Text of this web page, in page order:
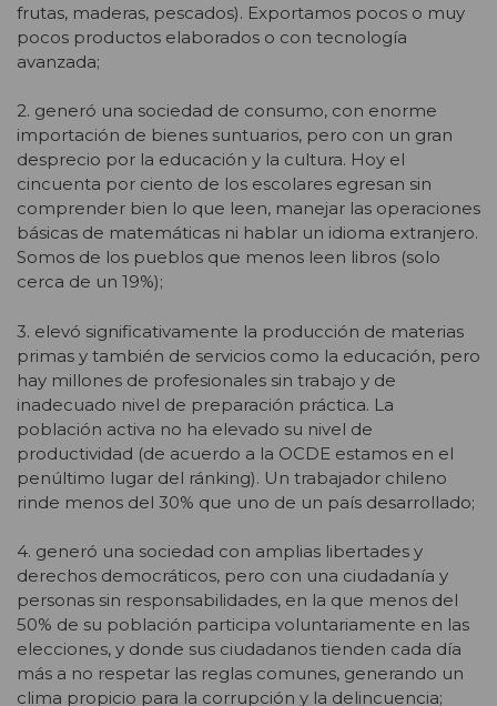
frutas, maderas, pescados). Exportamos pocos o muy
pocos productos elaborados o con tecnología
avanzada;
2. generó una sociedad de consumo, con enorme
importación de bienes suntuarios, pero con un gran
desprecio por la educación y la cultura. Hoy el
cincuenta por ciento de los escolares egresan sin
comprender bien lo que leen, manejar las operaciones
básicas de matemáticas ni hablar un idioma extranjero.
Somos de los pueblos que menos leen libros (solo
cerca de un 19%);
3. elevó significativamente la producción de materias
primas y también de servicios como la educación, pero
hay millones de profesionales sin trabajo y de
inadecuado nivel de preparación práctica. La
población activa no ha elevado su nivel de
productividad (de acuerdo a la OCDE estamos en el
penúltimo lugar del ránking). Un trabajador chileno
rinde menos del 30% que uno de un país desarrollado;
4. generó una sociedad con amplias libertades y
derechos democráticos, pero con una ciudadanía y
personas sin responsabilidades, en la que menos del
50% de su población participa voluntariamente en las
elecciones, y donde sus ciudadanos tienden cada día
más a no respetar las reglas comunes, generando un
clima propicio para la corrupción y la delincuencia;